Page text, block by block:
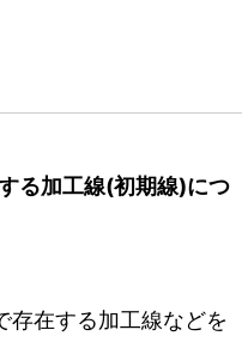
る加工線(初期線)につ
存在する加工線などを